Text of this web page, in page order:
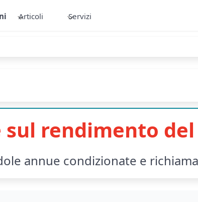
Articoli Servizi
rendimento del
annue condizionate e